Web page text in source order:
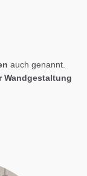
auch genannt.
Wandgestaltung